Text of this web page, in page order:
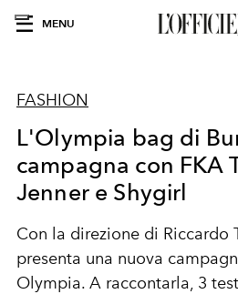
MENU
FASHION
L'Olympia bag di
campagna con FKA
Jenner e Shygirl
Con la direzione di Riccardo
presenta una nuova
Olympia. A raccontarla, 3